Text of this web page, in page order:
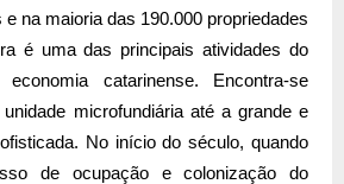
na maioria das 190.000 propriedades
é uma das principais atividades do
catarinense. Encontra-se
microfundiária até a grande e
No início do século, quando
de ocupação e colonização do